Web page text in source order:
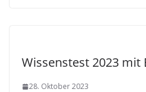
Wissenstest 2023 mit
28. Oktober 2023